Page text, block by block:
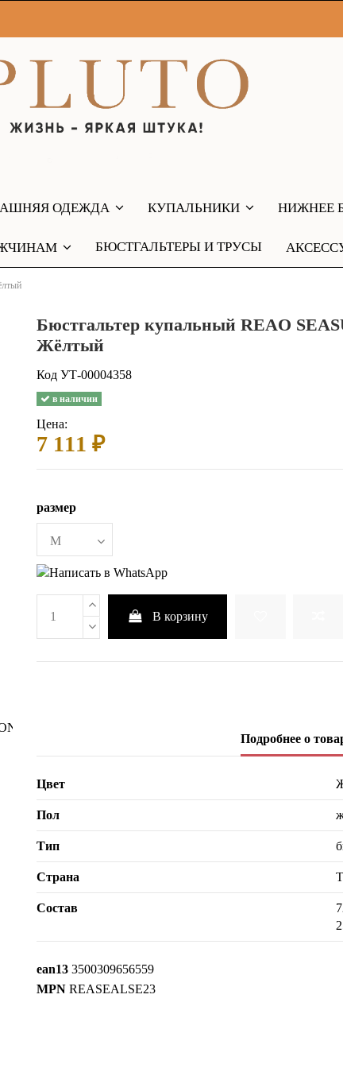
ОДЕЖДА КУПАЛЬНИКИ НИЖНЕЕ
БЮСТГАЛЬТЕРЫ И ТРУСЫ
Бюстгальтер купальный REAO
Жёлтый
Код УТ-00004358
в наличии
Цена:
7 111 ₽
размер
В корзину
Подробнее о
Цвет
Пол
Тип
Страна
Состав
ean13 3500309656559
MPN REASEALSE23